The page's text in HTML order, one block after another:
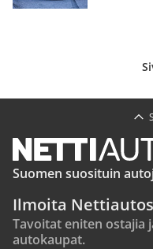
Suomen suosituin
Ilmoita
Tavoitat eniten ostajia
autokaupat.